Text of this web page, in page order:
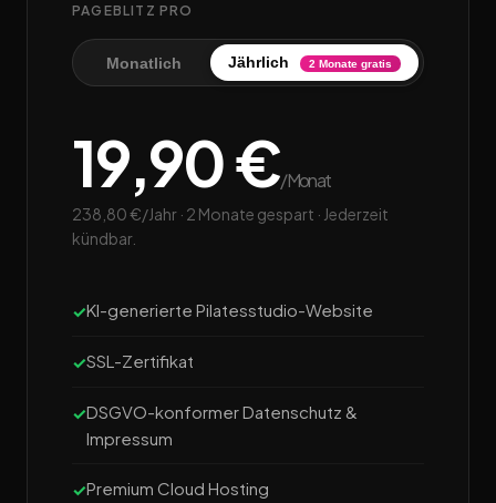
PAGEBLITZ PRO
Monatlich Jährlich 2 Monate gratis
19,90 €/Monat
238,80 €/Jahr · 2 Monate gespart · Jederzeit
kündbar.
KI-generierte Pilatesstudio-Website
SSL-Zertifikat
DSGVO-konformer Datenschutz &
Impressum
Premium Cloud Hosting